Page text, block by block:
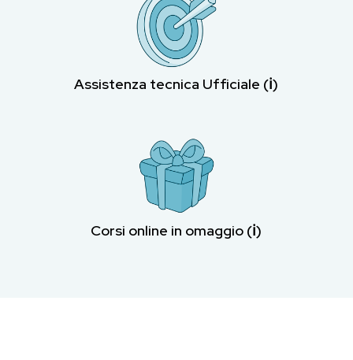
Assistenza tecnica Ufficiale (ℹ︎)
Corsi online in omaggio (ℹ︎)